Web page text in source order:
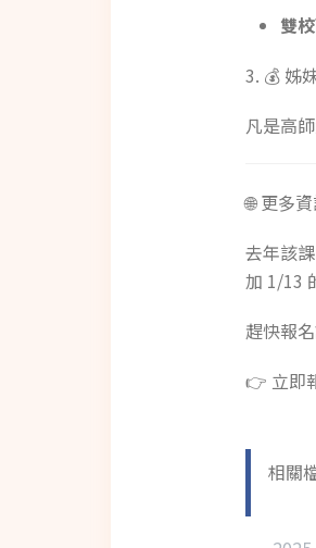
雙
3. 💰 姊
凡是高
🌐 更多
去年該
加 1/13
趕快報
👉 立即
相關